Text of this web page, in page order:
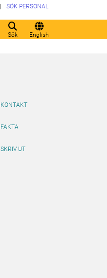
Sök English
SÖK PERSONAL
KONTAKT
FAKTA
SKRIV UT